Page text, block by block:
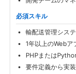
必須スキル
輸配送管理シス
1年以上のWebア
PHPまたは
要件定義から実